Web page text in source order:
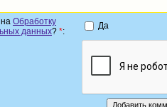
Обработку
данных? *:
Да